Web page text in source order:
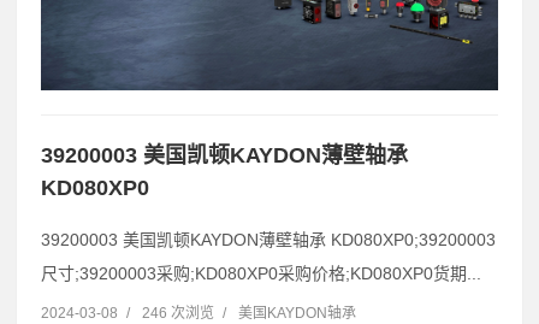
39200003 美国凯顿KAYDON薄壁轴承
KD080XP0
39200003 美国凯顿KAYDON薄壁轴承 KD080XP0;39200003
尺寸;39200003采购;KD080XP0采购价格;KD080XP0货期...
2024-03-08 / 246 次浏览 / 美国KAYDON轴承